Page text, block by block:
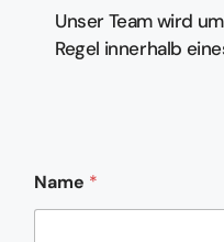
Unser Team wird
Regel innerhalb
Name *